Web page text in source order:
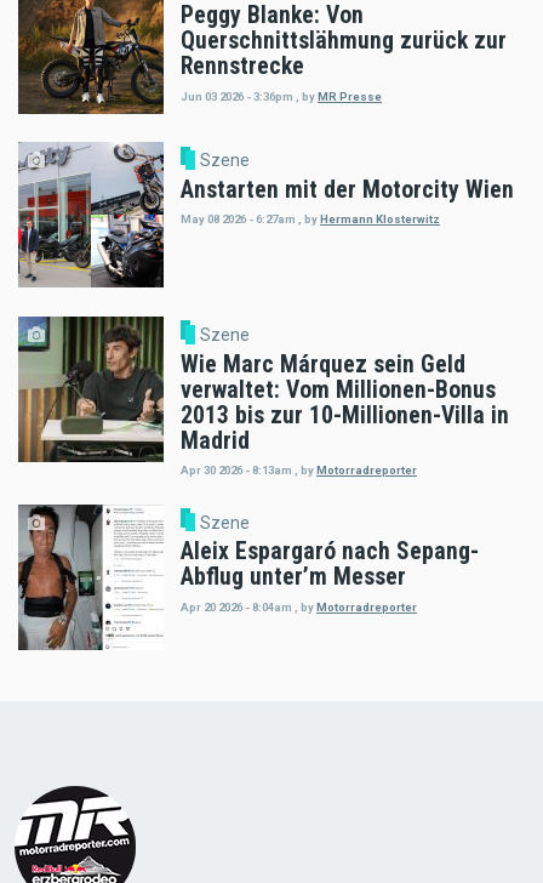
Peggy Blanke: Von
Querschnittslähmung zurück zur
Rennstrecke
Jun 03 2026 - 3:36pm byMR Presse
Szene
Anstarten mit der Motorcity Wien
May 08 2026 - 6:27am , byHermann Klosterwitz
Szene
Wie Marc Márquez sein Geld
verwaltet: Vom Millionen-Bonus
2013 bis zur 10-Millionen-Villa in
Madrid
Apr 30 2026 - 8:13am byMotorradreporter
Szene
Aleix Espargaró nach Sepang-
Abflug unter’m Messer
Apr 20 2026 - 8:04am byMotorradreporter